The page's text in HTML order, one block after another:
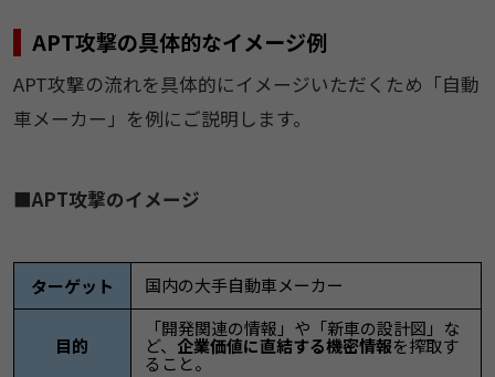
APT攻撃の具体的なイメージ例
APT攻撃の流れを具体的にイメージいただくため「自動
車メーカー」を例にご説明します。
■APT攻撃のイメージ
ターゲット 国内の大手自動車メーカー
目的
「開発関連の情報」や「新車の設計図」な
ど、 企業価値に直結する機密情報を搾取す
ること。